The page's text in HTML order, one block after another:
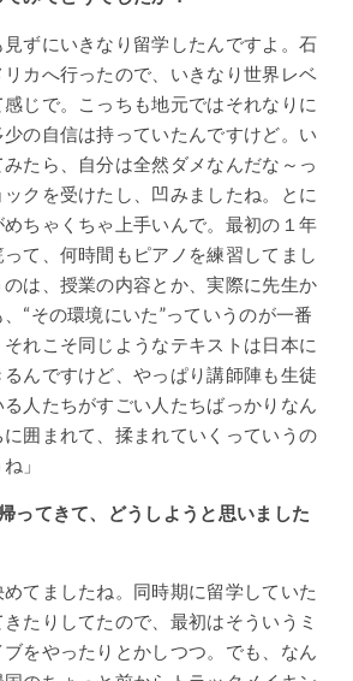
見ずにいきなり留学したんですよ。石
カへ行ったので、いきなり世界レベ
じで。こっちも地元ではそれなりに
の自信は持っていたんですけど。い
たら、自分は全然ダメなんだな～っ
クを受けたし、凹みましたね。とに
ちゃくちゃ上手いんで。最初の１年
て、何時間もピアノを練習してまし
は、授業の内容とか、実際に先生か
“その環境にいた”っていうのが一番
れこそ同じようなテキストは日本に
んですけど、やっぱり講師陣も生徒
人たちがすごい人たちばっかりなん
囲まれて、揉まれていくっていうの
」
ってきて、どうしようと思いました
めてましたね。同時期に留学していた
たりしてたので、最初はそういうミ
をやったりとかしつつ。でも、なん